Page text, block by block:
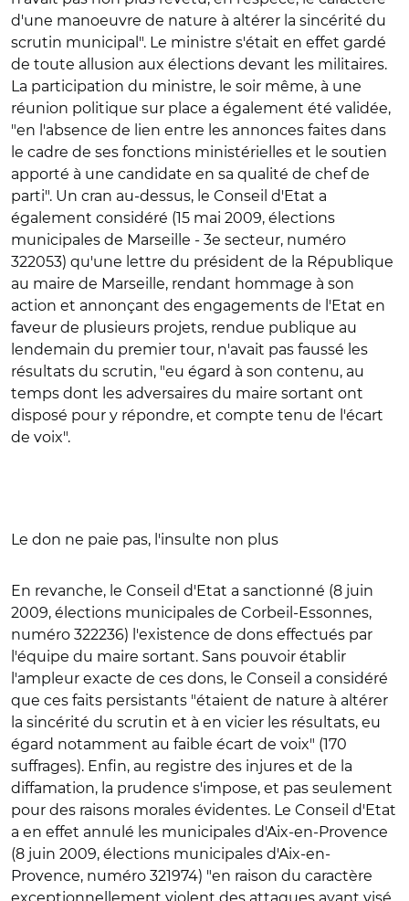
d'une manoeuvre de nature à altérer la sincérité du
scrutin municipal". Le ministre s'était en effet gardé
de toute allusion aux élections devant les militaires.
La participation du ministre, le soir même, à une
réunion politique sur place a également été validée,
"en l'absence de lien entre les annonces faites dans
le cadre de ses fonctions ministérielles et le soutien
apporté à une candidate en sa qualité de chef de
parti". Un cran au-dessus, le Conseil d'Etat a
également considéré (15 mai 2009, élections
municipales de Marseille - 3e secteur, numéro
322053) qu'une lettre du président de la République
au maire de Marseille, rendant hommage à son
action et annonçant des engagements de l'Etat en
faveur de plusieurs projets, rendue publique au
lendemain du premier tour, n'avait pas faussé les
résultats du scrutin, "eu égard à son contenu, au
temps dont les adversaires du maire sortant ont
disposé pour y répondre, et compte tenu de l'écart
de voix".
Le don ne paie pas, l'insulte non plus
En revanche, le Conseil d'Etat a sanctionné (8 juin
2009, élections municipales de Corbeil-Essonnes,
numéro 322236) l'existence de dons effectués par
l'équipe du maire sortant. Sans pouvoir établir
l'ampleur exacte de ces dons, le Conseil a considéré
que ces faits persistants "étaient de nature à altérer
la sincérité du scrutin et à en vicier les résultats, eu
égard notamment au faible écart de voix" (170
suffrages). Enfin, au registre des injures et de la
diffamation, la prudence s'impose, et pas seulement
pour des raisons morales évidentes. Le Conseil d'Etat
a en effet annulé les municipales d'Aix-en-Provence
(8 juin 2009, élections municipales d'Aix-en-
Provence, numéro 321974) "en raison du caractère